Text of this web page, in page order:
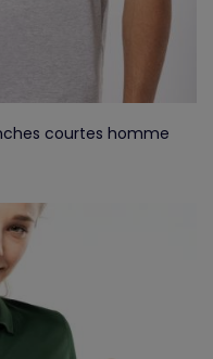
courtes homme